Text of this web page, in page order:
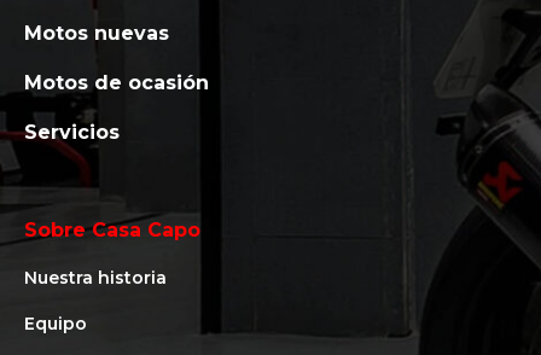
Motos nuevas
Motos de ocasión
Servicios
Sobre Casa Capo
Nuestra historia
Equipo